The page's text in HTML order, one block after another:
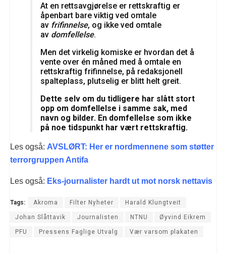
At en rettsavgjørelse er rettskraftig er
åpenbart bare viktig ved omtale
av frifinnelse, og ikke ved omtale
av domfellelse.
Men det virkelig komiske er hvordan det å
vente over én måned med å omtale en
rettskraftig frifinnelse, på redaksjonell
spalteplass, plutselig er blitt helt greit.
Dette selv om du tidligere har slått stort
opp om domfellelse i samme sak, med
navn og bilder. En domfellelse som ikke
på noe tidspunkt har vært rettskraftig.
Les også: AVSLØRT: Her er nordmennene som støtter
terrorgruppen Antifa
Les også: Eks-journalister hardt ut mot norsk nettavis
Tags: Akroma Filter Nyheter Harald Klungtveit
Johan Slåttavik Journalisten NTNU Øyvind Eikrem
PFU Pressens Faglige Utvalg Vær varsom plakaten